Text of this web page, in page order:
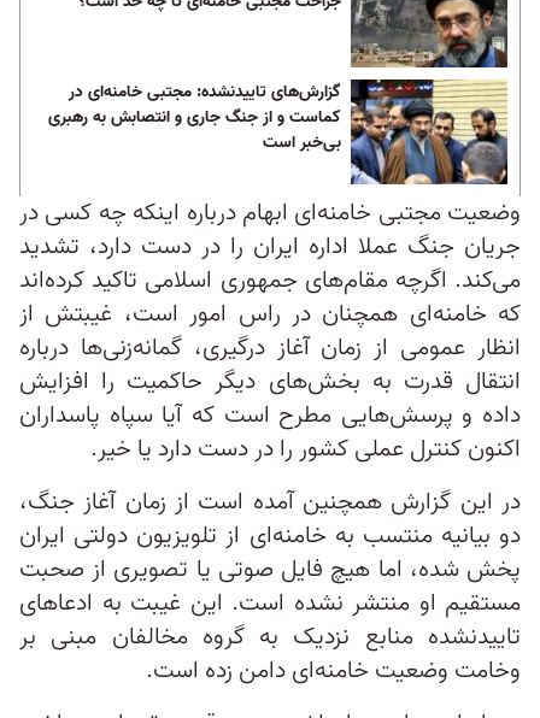
گزارش‌های تاییدنشده: مجتبی خامنه‌ای در
کماست و از جنگ جاری و انتصابش به رهبری
بی‌خبر است
وضعیت مجتبی خامنه‌ای ابهام درباره اینکه چه کسی در
جریان جنگ عملا اداره ایران را در دست دارد، تشدید
می‌کند. اگرچه مقام‌های جمهوری اسلامی تاکید کرده‌اند
که خامنه‌ای همچنان در راس امور است، غیبتش از
انظار عمومی از زمان آغاز درگیری، گمانه‌زنی‌ها درباره
انتقال قدرت به بخش‌های دیگر حاکمیت را افزایش
داده و پرسش‌هایی مطرح است که آیا سپاه پاسداران
اکنون کنترل عملی کشور را در دست دارد یا خیر.
در این گزارش همچنین آمده است از زمان آغاز جنگ،
دو بیانیه منتسب به خامنه‌ای از تلویزیون دولتی ایران
پخش شده، اما هیچ فایل صوتی یا تصویری از صحبت
مستقیم او منتشر نشده است. این غیبت به ادعاهای
تاییدنشده منابع نزدیک به گروه مخالفان مبنی بر
وخامت وضعیت خامنه‌ای دامن زده است.